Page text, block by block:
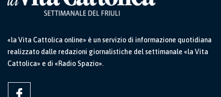
«la Vita Cattolica online» è un servizio di informazione quotidiana
realizzato dalle redazioni giornalistiche del settimanale «la Vita
Cattolica» e di «Radio Spazio».